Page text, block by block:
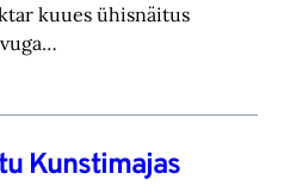
kuues ühisnäitus
Kunstimajas